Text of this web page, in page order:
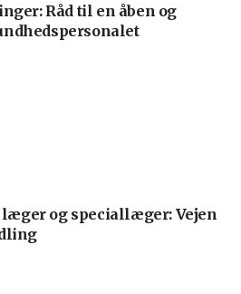
Råd til en åben og
og speciallæger: Vejen